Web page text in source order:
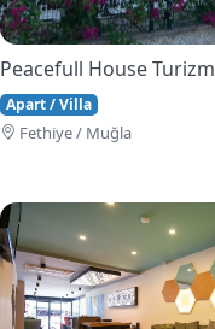
Peacefull House Turizm
Apart / Villa
Fethi̇ye / Muğla